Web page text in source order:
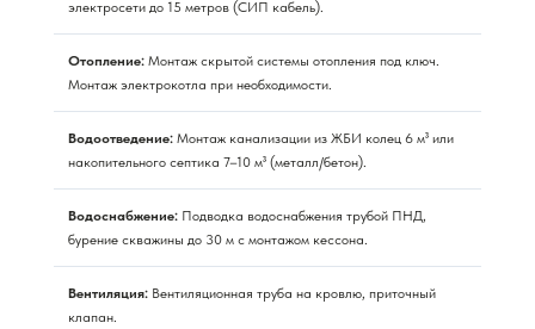
электросети до 15 метров (СИП кабель).
Отопление: Монтаж скрытой системы отопления под ключ.
Монтаж электрокотла при необходимости.
Водоотведение: Монтаж канализации из ЖБИ колец 6 м³ или
накопительного септика 7–10 м³ (металл/бетон).
Водоснабжение: Подводка водоснабжения трубой ПНД,
бурение скважины до 30 м с монтажом кессона.
Вентиляция: Вентиляционная труба на кровлю, приточный
клапан.